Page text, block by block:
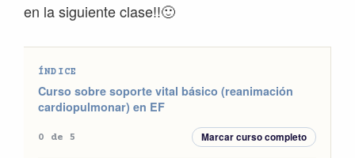
en la siguiente clase!!🙂
ÍNDICE
Curso sobre soporte vital básico (reanimación
cardiopulmonar) en EF
0 de 5 Marcar curso completo